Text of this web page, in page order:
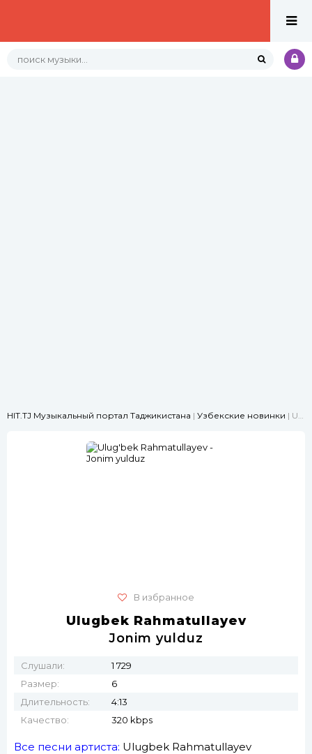
HIT.TJ Музыкальный портал Таджикистана | Узбекские новинки | Ulug'bek Rahmatullayev - Jonim yulduz
В избранное
Ulugbek Rahmatullayev
Jonim yulduz
Слушали:
1 729
Размер:
6
Длительность:
4:13
Качество:
320 kbps
Все песни артиста: Ulugbek Rahmatullayev